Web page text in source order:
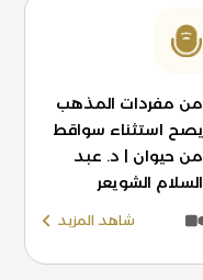
من مفردات المذهب
يصح استثناء سواقط
من حيوان | د. عبد
السلام الشويعر
شاهد المزيد